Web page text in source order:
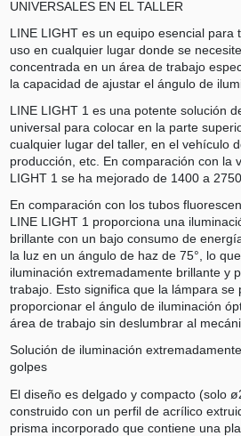
UNIVERSALES EN EL TALLER
LINE LIGHT es un equipo esencial para
uso en cualquier lugar donde se
concentrada en un área de trabajo
la capacidad de ajustar el ángulo de
LINE LIGHT 1 es una potente solución
universal para colocar en la parte
cualquier lugar del taller, en el vehículo
producción, etc. En comparación con la
LIGHT 1 se ha mejorado de 1400 a
En comparación con los tubos
LINE LIGHT 1 proporciona una
brillante con un bajo consumo de
la luz en un ángulo de haz de 75°, lo
iluminación extremadamente brillante y
trabajo. Esto significa que la lámpara se
proporcionar el ángulo de iluminación
área de trabajo sin deslumbrar al
Solución de iluminación
golpes
El diseño es delgado y compacto (solo
construido con un perfil de acrílico
prisma incorporado que contiene una